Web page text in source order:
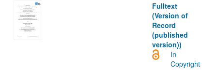
Fulltext
(Version of
Record
(published
version))
In
Copyright